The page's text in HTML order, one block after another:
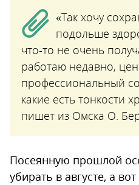
«Так хочу
подольше
что-то не очень
работаю недавно,
профессиональный
какие есть тонкости
пишет из Омска О.
Посеянную прошлой
убирать в августе, а